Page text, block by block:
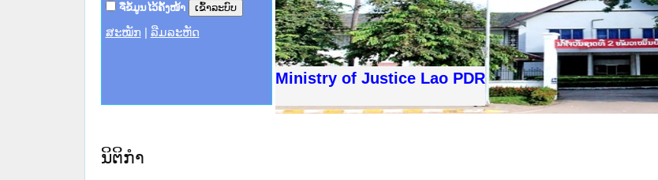
ຈື່ຂໍ້ມູນໄວ້ຄັ້ງໜ້າ
ສະໝັກ ລືມລະຫັດ
Ministry of Justice Lao PDR
ານສະພາປະຊາຊົນ ພາກເໜືອ
ທາງລັດຖະການ
ສຳລັບ ພາກກາງ
ສຳລັບ ພາກໃຕ້
ວິທະຍາຄານຕຳຫຼວດປະຊາຊົນ
ວິທະຍາຄານສັນຕິບານປະຊາຊົນ
ຂັ້ນແຂວງພາກເໜືອ
ານສະພາປະຊາຊົນ ພາກກາງ
ນິຕິກໍາ